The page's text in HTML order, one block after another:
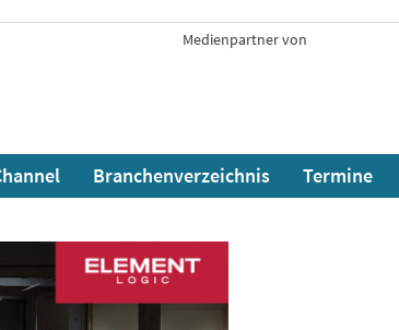
Medienpartner von
Branchenverzeichnis Termine